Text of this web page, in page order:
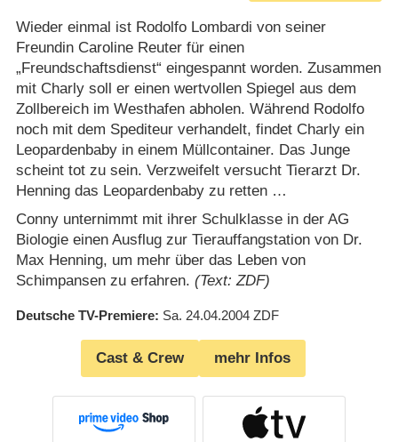
Wieder einmal ist Rodolfo Lombardi von seiner
Freundin Caroline Reuter für einen
„Freundschaftsdienst“ eingespannt worden. Zusammen
mit Charly soll er einen wertvollen Spiegel aus dem
Zollbereich im Westhafen abholen. Während Rodolfo
noch mit dem Spediteur verhandelt, findet Charly ein
Leopardenbaby in einem Müllcontainer. Das Junge
scheint tot zu sein. Verzweifelt versucht Tierarzt Dr.
Henning das Leopardenbaby zu retten …
Conny unternimmt mit ihrer Schulklasse in der AG
Biologie einen Ausflug zur Tierauffangstation von Dr.
Max Henning, um mehr über das Leben von
Schimpansen zu erfahren. (Text: ZDF)
Deutsche TV-Premiere Sa. 24.04.2004 ZDF
Cast & Crew mehr Infos